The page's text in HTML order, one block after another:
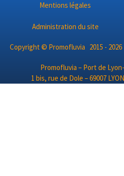
Mentions légales
Administration du site
Copyright © Promofluvia 2015 - 2026
Promofluvia – Port de
1 bis, rue de Dole – 69007